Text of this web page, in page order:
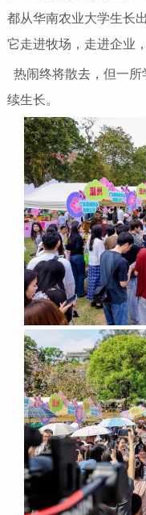
都从华南农业大学生长
它走进牧场，走进企业
热闹终将散去，但一
续生长。